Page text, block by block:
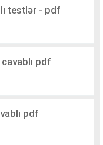
testlər - pdf
pdf
pdf